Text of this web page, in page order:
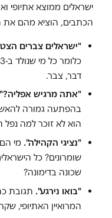
ישראלים ממוצא אתיופי
הכתבים, הוציא מהם את
"ישראלים צברים
דבר, צבר.
"אתה מרגיש אפליה?"
בהפתעה גמורה
הוא לא זוכר למה נפל
"נציגי הקהילה". מי
שומרונים? כל
שכונה בדימונה?
"בואו נירגע". תגובת
המרואיין האתיופי,